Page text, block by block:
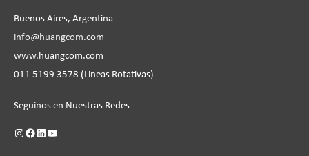
Buenos Aires, Argentina
info@huangcom.com
www.huangcom.com
011 5199 3578 (Lineas Rotativas)
Seguinos en Nuestras Redes